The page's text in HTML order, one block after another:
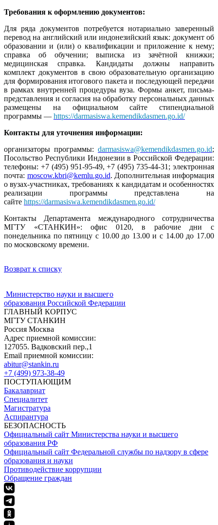
Требования к оформлению документов:
Для ряда документов потребуется нотариально заверенный
перевод на английский или индонезийский язык: документ об
образовании и (или) о квалификации и приложение к нему;
справка об обучении; выписка из зачётной книжки;
медицинская справка. Кандидаты должны направить
комплект документов в свою образовательную организацию
для формирования итогового пакета и последующей передачи
в рамках внутренней процедуры вуза. Формы анкет, письма-
представления и согласия на обработку персональных данных
размещены на официальном сайте стипендиальной
программы — https://darmasiswa.kemendikdasmen.go.id/
Контакты для уточнения информации:
организаторы программы: darmasiswa@kemendikdasmen.go.id;
Посольство Республики Индонезии в Российской Федерации:
телефоны: +7 (495) 951‑95‑49, +7 (495) 735‑44‑31; электронная
почта: moscow.kbri@kemlu.go.id. Дополнительная информация
о вузах‑участниках, требованиях к кандидатам и особенностях
реализации программы представлена на
сайте https://darmasiswa.kemendikdasmen.go.id/
Контакты Департамента международного сотрудничества
МГТУ «СТАНКИН»: офис 0120, в рабочие дни с
понедельника по пятницу с 10.00 до 13.00 и с 14.00 до 17.00
по московскому времени.
Возврат к списку
Министерство науки и высшего
образования Российской Федерации
ГЛАВНЫЙ КОРПУС
МГТУ СТАНКИН
Россия Москва
Адрес приемной комиссии:
127055. Вадковский пер.,1
Email приемной комиссии:
abitur@stankin.ru
+7 (499) 973-38-49
ПОСТУПАЮЩИМ
Бакалавриат
Специалитет
Магистратура
Аспирантура
БЕЗОПАСНОСТЬ
Официальный сайт Министерства науки и высшего
образования РФ
Официальный сайт Федеральной службы по надзору в сфере
образования и науки
Противодействие коррупции
Обращение граждан